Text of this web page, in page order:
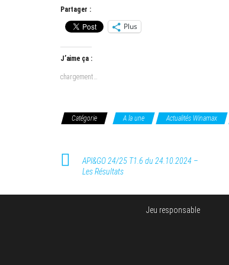
Partager :
Plus
J’aime ça :
chargement…
Catégorie A la une Actualités Winamax
API&GO 24/25 T1.6 du 24.10.2024 –
Les Résultats
Jeu responsable